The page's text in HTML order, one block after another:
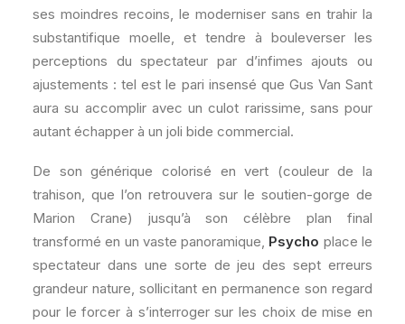
ses moindres recoins, le moderniser sans en trahir la
substantifique moelle, et tendre à bouleverser les
perceptions du spectateur par d’infimes ajouts ou
ajustements : tel est le pari insensé que Gus Van Sant
aura su accomplir avec un culot rarissime, sans pour
autant échapper à un joli bide commercial.
De son générique colorisé en vert (couleur de la
trahison, que l’on retrouvera sur le soutien-gorge de
Marion Crane) jusqu’à son célèbre plan final
transformé en un vaste panoramique, Psycho place le
spectateur dans une sorte de jeu des sept erreurs
grandeur nature, sollicitant en permanence son regard
pour le forcer à s’interroger sur les choix de mise en